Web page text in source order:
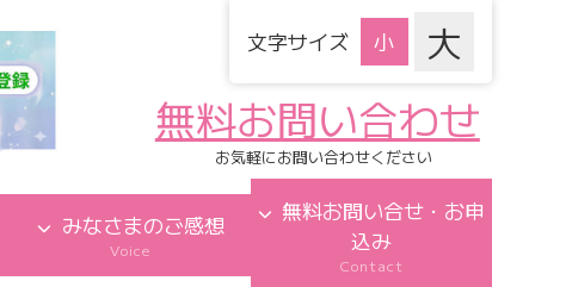
無料お問い合わせ
お気軽にお問い合わせください
文字サイズ
みなさまのご感想
Voice
無料お問い合せ・お申
込み
Contact